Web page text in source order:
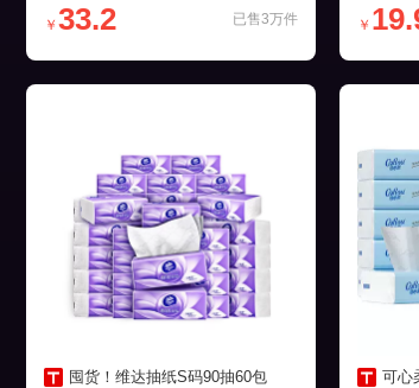
已售3万件
￥ 33.2 ￥
囤货！维达抽纸S码90抽60包 可心